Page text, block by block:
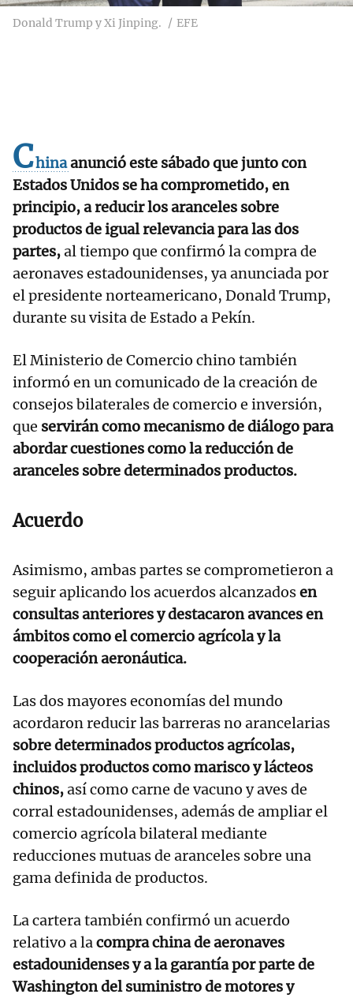
Donald Trump y Xi Jinping. EFE
Chinaanunció este sábado que junto con
Estados Unidos se ha comprometido, en
principio, a reducir los aranceles sobre
productos de igual relevancia para las dos
partes,al tiempo que confirmó la compra de
aeronaves estadounidenses, ya anunciada por
el presidente norteamericano, Donald Trump,
durante su visita de Estado a Pekín.
El Ministerio de Comercio chino también
informó en un comunicado de la creación de
consejos bilaterales de comercio e inversión,
que servirán como mecanismo de diálogo para
abordar cuestiones como la reducción de
aranceles sobre determinados productos.
Acuerdo
Asimismo, ambas partes se comprometieron a
seguir aplicando los acuerdos alcanzadosen
consultas anteriores y destacaron avances en
ámbitos como el comercio agrícola y la
cooperación aeronáutica.
Las dos mayores economías del mundo
acordaron reducir las barreras no arancelarias
sobre determinados productos agrícolas,
incluidos productos como marisco y lácteos
chinos,así como carne de vacuno y aves de
corral estadounidenses, además de ampliar el
comercio agrícola bilateral mediante
reducciones mutuas de aranceles sobre una
gama definida de productos.
La cartera también confirmó un acuerdo
relativo a lacompra china de aeronaves
estadounidenses y a la garantía por parte de
Washington del suministro de motores y